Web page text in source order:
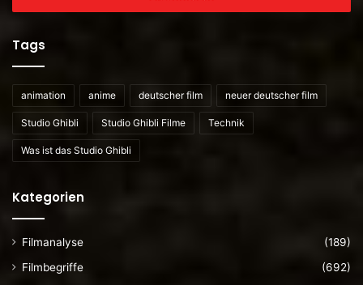
Mailadresse
Tags
animation anime deutscher film neuer deutscher film
Studio Ghibli Studio Ghibli Filme Technik
Was ist das Studio Ghibli
Kategorien
Filmanalyse
(189)
Filmbegriffe
(692)